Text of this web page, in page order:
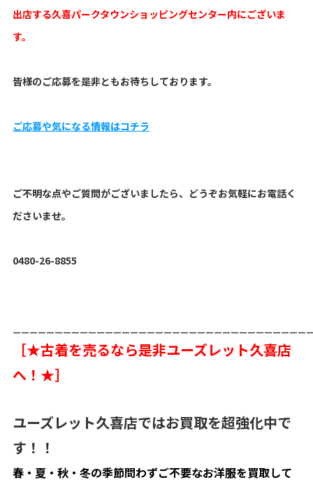
出店する久喜パークタウンショッピングセンター内にございま
す。
皆様のご応募を是非ともお待ちしております。
ご応募や気になる情報はコチラ
ご不明な点やご質問がございましたら、どうぞお気軽にお電話く
ださいませ。
0480-26-8855
［★古着を売るなら是非ユーズレット久喜店
へ！★］
ユーズレット久喜店ではお買取を超強化中で
す！！
春・夏・秋・冬の季節問わずご不要なお洋服を買取して